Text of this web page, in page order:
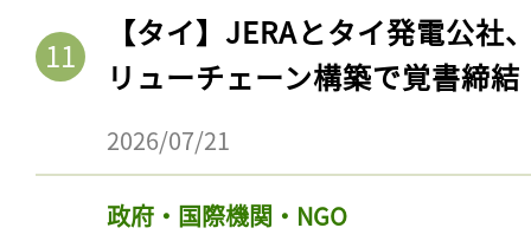
【タイ】JERAとタイ発電公社
リューチェーン構築で覚書締結
2026/07/21
政府・国際機関・NGO